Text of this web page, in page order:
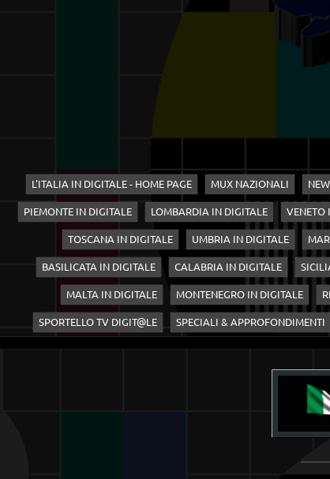
L'ITALIA IN DIGITALE - HOME PAGE MUX NAZIONALI
PIEMONTE IN DIGITALE LOMBARDIA IN DIGITALE VENETO
TOSCANA IN DIGITALE UMBRIA IN DIGITALE
BASILICATA IN DIGITALE CALABRIA IN DIGITALE
MALTA IN DIGITALE MONTENEGRO IN DIGITALE
SPORTELLO TV DIGIT@LE SPECIALI & APPROFONDIMENTI